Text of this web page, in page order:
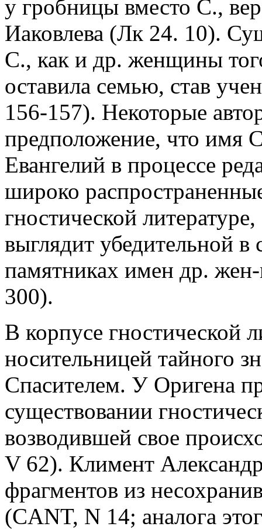
у гробницы вместо С.,
Иаковлева (Лк 24. 10).
С., как и др. женщины
оставила семью, став
156-157). Некоторые
предположение, что имя
Евангелий в процессе
широко
гностической
выглядит убедительной в
памятниках имен др.
300).
В корпусе гностической
носительницей тайного
Спасителем. У Оригена
существовании
возводившей свое
V 62). Климент
фрагментов из
(CANT, N 14; аналога